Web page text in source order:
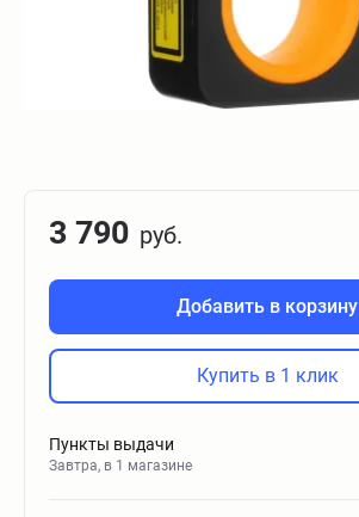
3 790 руб.
Добавить в корзину
Купить в 1 клик
Пункты выдачи
Завтра, в 1 магазине